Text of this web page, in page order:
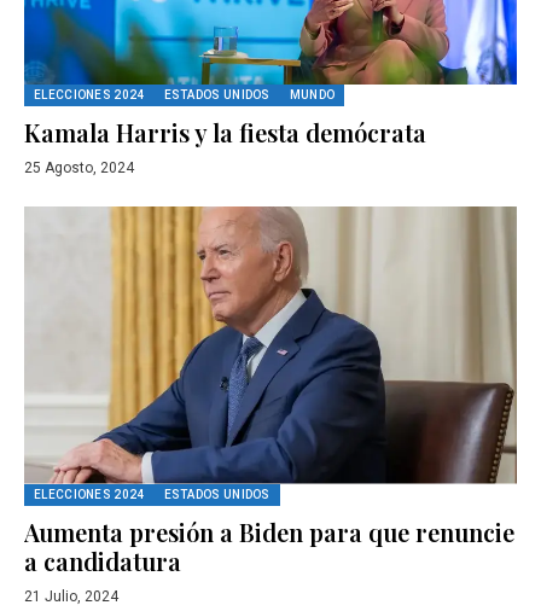
ELECCIONES 2024 ESTADOS UNIDOS MUNDO
Kamala Harris y la fiesta demócrata
25 Agosto, 2024
ELECCIONES 2024 ESTADOS UNIDOS
Aumenta presión a Biden para que renuncie
a candidatura
21 Julio, 2024